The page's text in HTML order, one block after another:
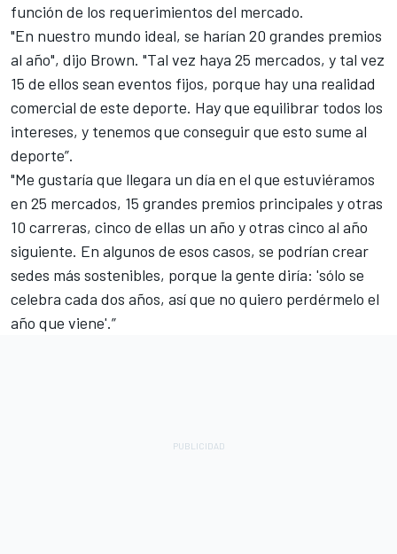
función de los requerimientos del mercado.
"En nuestro mundo ideal, se harían 20 grandes premios
al año", dijo Brown. "Tal vez haya 25 mercados, y tal vez
15 de ellos sean eventos fijos, porque hay una realidad
comercial de este deporte. Hay que equilibrar todos los
intereses, y tenemos que conseguir que esto sume al
deporte”.
"Me gustaría que llegara un día en el que estuviéramos
en 25 mercados, 15 grandes premios principales y otras
10 carreras, cinco de ellas un año y otras cinco al año
siguiente. En algunos de esos casos, se podrían crear
sedes más sostenibles, porque la gente diría: 'sólo se
celebra cada dos años, así que no quiero perdérmelo el
año que viene'.”